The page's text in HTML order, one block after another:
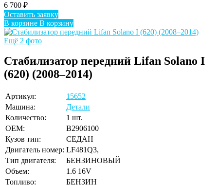
6 700 ₽
Оставить заявку
В корзине В корзину
Ещё 2 фото
Стабилизатор передний Lifan Solano I
(620) (2008–2014)
Артикул:
15652
Машина:
Детали
Количество:
1 шт.
OEM:
B2906100
Кузов тип:
СЕДАН
Двигатель номер: LF481Q3,
Тип двигателя:
БЕНЗИНОВЫЙ
Объем:
1.6 16V
Топливо:
БЕНЗИН